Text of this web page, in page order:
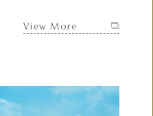
View More